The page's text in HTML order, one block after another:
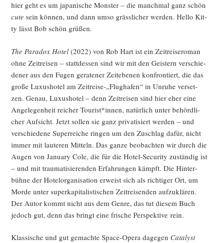
hier geht es um japa­ni­sche Mons­ter – die manch­mal ganz schön
cute sein kön­nen, und dann umso gräss­li­cher wer­den. Hel­lo Kit­
ty lässt Bob schön grüßen.
The Para­dox Hotel(2022) von Rob Hart ist ein Zeit­rei­se­ro­man
ohne Zeit­rei­sen – statt­des­sen sind wir mit den Geis­tern ver­schie­
de­ner aus den Fugen gera­te­ner Zeit­ebe­nen kon­fron­tiert, die das
gro­ße Luxus­ho­tel am Zeitreise-„Flughafen“ in Unru­he ver­set­
zen. Genau, Luxus­ho­tel – denn Zeit­rei­sen sind hier eher eine
Ange­le­gen­heit rei­cher Tourist*innen, natür­lich unter behörd­li­
cher Auf­sicht. Jetzt sol­len sie ganz pri­va­ti­siert wer­den – und
ver­schie­de­ne Super­rei­che rin­gen um den Zuschlag dafür, nicht
immer mit lau­te­ren Mit­teln. Das gan­ze beob­ach­ten wir durch die
Augen von Janu­ary Cole, die für die Hotel-Secu­ri­ty zustän­dig ist
– und mit trau­ma­ti­sie­ren­den Erfah­run­gen kämpft. Die Hin­ter­
büh­ne der Hotel­or­ga­ni­sa­ti­on erweist sich als rich­ti­ger Ort, um
Mor­de unter super­ka­pi­ta­lis­ti­schen Zeit­rei­sen­den auf­zu­klä­ren.
Der Autor kommt nicht aus dem Gen­re, das tut die­sem Buch
jedoch gut, denn das bringt eine fri­sche Per­spek­ti­ve rein.
Klas­si­sche und gut gemach­te Space-Ope­ra dage­gen Cata­lyst